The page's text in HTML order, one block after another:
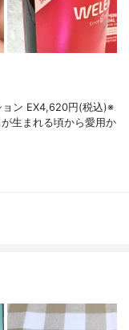
ョン EX4,620円(税込)※
生まれる頃から愛用か